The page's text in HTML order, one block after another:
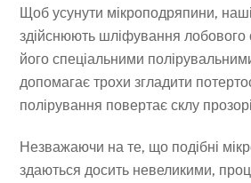
Щоб усунути мікроподряпини,
здійснюють шліфування лобового
його спеціальними
допомагає трохи згладити
полірування повертає склу
Незважаючи на те, що подібні
здаються досить невеликими,